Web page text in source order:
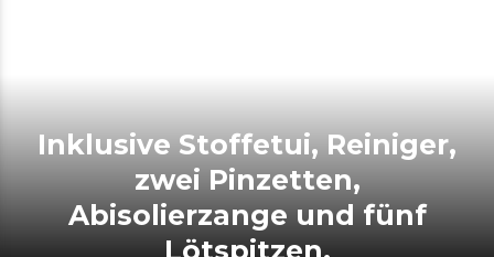
Inklusive Stoffetui, Reiniger,
zwei Pinzetten,
Abisolierzange und fünf
Lötspitzen.